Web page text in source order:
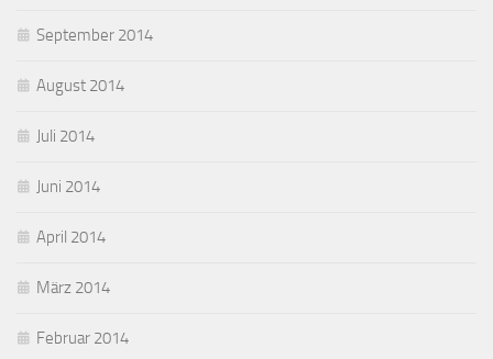
September 2014
August 2014
Juli 2014
Juni 2014
April 2014
März 2014
Februar 2014